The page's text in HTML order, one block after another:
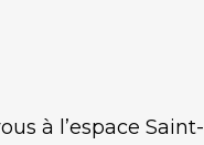
à l’espace Saint-